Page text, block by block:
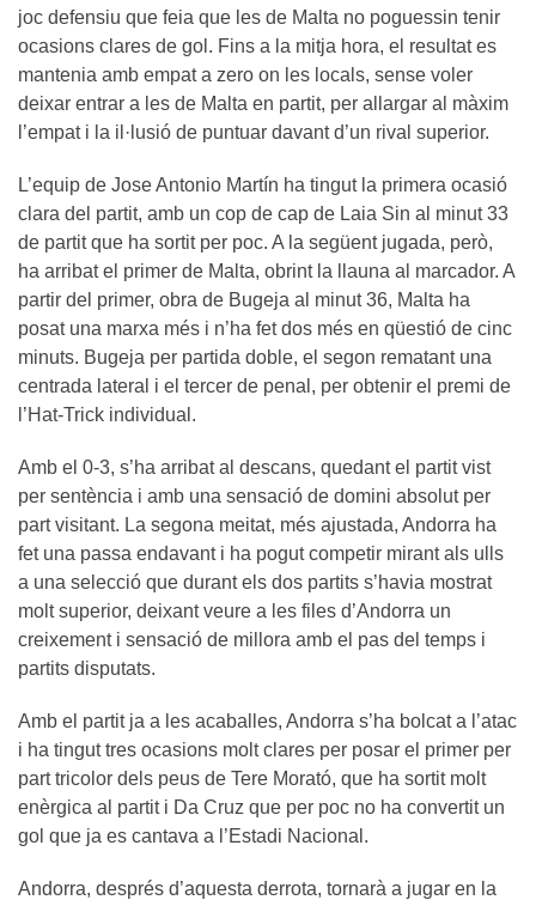
joc defensiu que feia que les de Malta no poguessin tenir
ocasions clares de gol. Fins a la mitja hora, el resultat es
mantenia amb empat a zero on les locals, sense voler
deixar entrar a les de Malta en partit, per allargar al màxim
l’empat i la il·lusió de puntuar davant d’un rival superior.
L’equip de Jose Antonio Martín ha tingut la primera ocasió
clara del partit, amb un cop de cap de Laia Sin al minut 33
de partit que ha sortit per poc. A la següent jugada, però,
ha arribat el primer de Malta, obrint la llauna al marcador. A
partir del primer, obra de Bugeja al minut 36, Malta ha
posat una marxa més i n’ha fet dos més en qüestió de cinc
minuts. Bugeja per partida doble, el segon rematant una
centrada lateral i el tercer de penal, per obtenir el premi de
l’Hat-Trick individual.
Amb el 0-3, s’ha arribat al descans, quedant el partit vist
per sentència i amb una sensació de domini absolut per
part visitant. La segona meitat, més ajustada, Andorra ha
fet una passa endavant i ha pogut competir mirant als ulls
a una selecció que durant els dos partits s’havia mostrat
molt superior, deixant veure a les files d’Andorra un
creixement i sensació de millora amb el pas del temps i
partits disputats.
Amb el partit ja a les acaballes, Andorra s’ha bolcat a l’atac
i ha tingut tres ocasions molt clares per posar el primer per
part tricolor dels peus de Tere Morató, que ha sortit molt
enèrgica al partit i Da Cruz que per poc no ha convertit un
gol que ja es cantava a l’Estadi Nacional.
Andorra, després d’aquesta derrota, tornarà a jugar en la